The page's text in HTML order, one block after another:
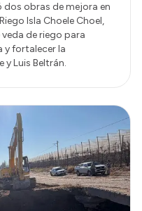
dos obras de mejora en
Isla Choele Choel,
de riego para
y fortalecer la
Luis Beltrán.